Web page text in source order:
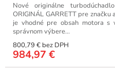
800,79 € bez DPH
984,97 €
Nové originálne
ORIGINÁL GARRETT pre
je vhodné pre obsah motora
správnom výbere...